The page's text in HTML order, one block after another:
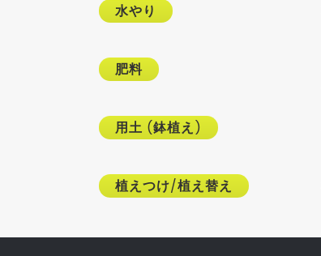
水やり
肥料
用土 (鉢植え)
植えつけ/植え替え